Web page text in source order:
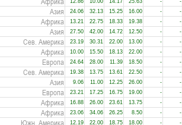
12.86 10.00 14.17 25.63 - -
Азия 24.06 32.13 15.25 16.00 - -
Африка 13.21 22.75 18.33 19.38 - -
Азия 27.50 42.00 14.72 12.50 - -
Сев. Америка 23.19 30.31 22.00 13.00 - -
Африка 10.00 15.50 18.13 22.00 - -
Европа 24.64 28.00 11.39 18.50 - -
Сев. Америка 19.38 13.75 13.61 22.50 - -
Азия 9.06 11.00 12.25 26.00 - -
Европа 23.21 17.25 16.75 19.00 - -
Африка 16.88 26.00 23.61 13.75 - -
Африка 23.06 34.06 26.25 8.50 - -
Южн. Америка 12.19 22.00 18.75 18.00 - -